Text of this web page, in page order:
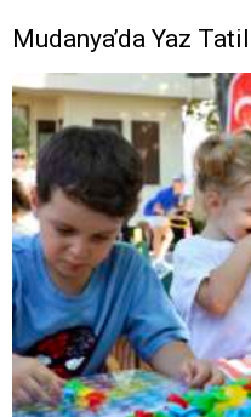
Mudanya’da Yaz